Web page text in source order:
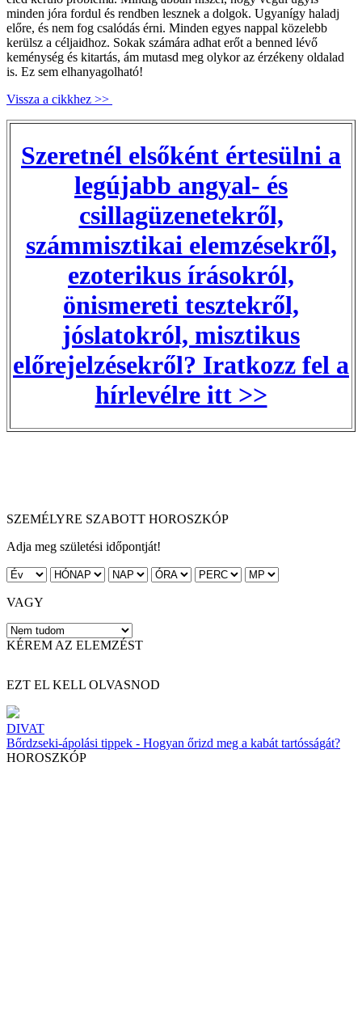
minden jóra fordul és rendben lesznek a dolgok. Ugyanígy haladj
előre, és nem fog csalódás érni. Minden egyes nappal közelebb
kerülsz a céljaidhoz. Sokak számára adhat erőt a benned lévő
keménység és kitartás, ám mutasd meg olykor az érzékeny oldalad
is. Ez sem elhanyagolható!
Vissza a cikkhez >>
Szeretnél elsőként értesülni a
legújabb angyal- és
csillagüzenetekről,
számmisztikai elemzésekről,
ezoterikus írásokról,
önismereti tesztekről,
jóslatokról, misztikus
előrejelzésekről? Iratkozz fel a
hírlevélre itt >>
SZEMÉLYRE SZABOTT HOROSZKÓP
Adja meg születési időpontját!
VAGY
KÉREM AZ ELEMZÉST
EZT EL KELL OLVASNOD
DIVAT
Bőrdzseki-ápolási tippek - Hogyan őrizd meg a kabát tartósságát?
HOROSZKÓP